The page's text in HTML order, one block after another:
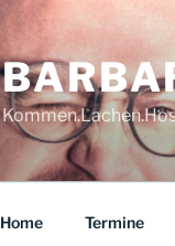
Home Termine